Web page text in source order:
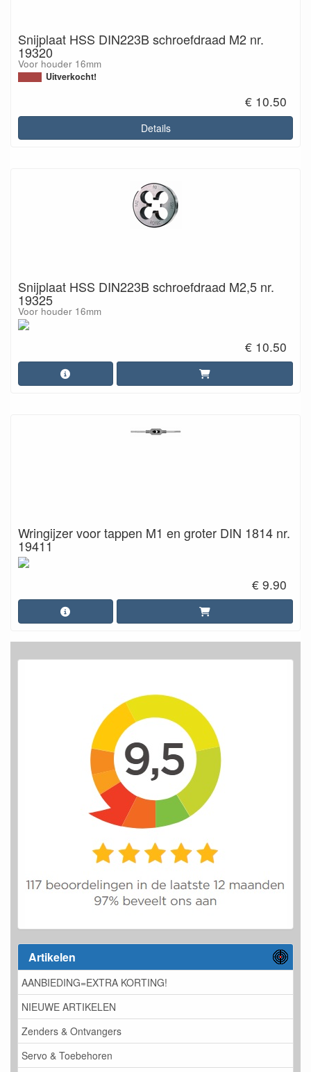
Artikelen
AANBIEDING=EXTRA KORTING!
NIEUWE ARTIKELEN
Zenders & Ontvangers
Servo & Toebehoren
Snijplaat HSS DIN223B schroefdraad M2 nr.
19320
Voor houder 16mm
Uitverkocht!
€ 10.50
Details
Snijplaat HSS DIN223B schroefdraad M2,5 nr.
19325
Voor houder 16mm
€ 10.50
Wringijzer voor tappen M1 en groter DIN 1814 nr.
19411
€ 9.90